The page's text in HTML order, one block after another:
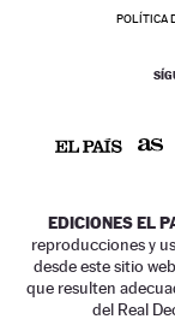
POLÍTICA
EDICIONES EL
reproducciones y
desde este sitio
que resulten
del Real